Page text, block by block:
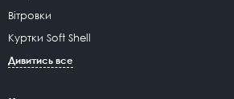
Вітровки
Куртки Soft Shell
Дивитись все